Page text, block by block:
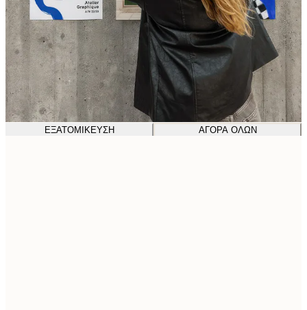
ΕΞΑΤΟΜΊΚΕΥΣΗ ΑΓΟΡΆ ΌΛΩΝ